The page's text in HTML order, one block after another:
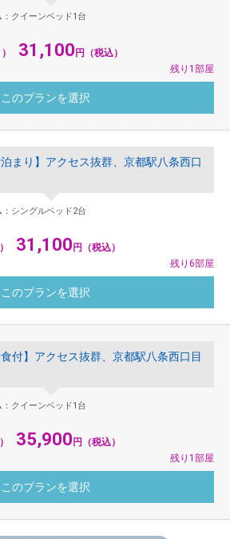
：クイーンベッド1台
） 31,100円（税込）
残り1部屋
泊まり】アクセス抜群、京都駅八条西口
：シングルベッド2台
31,100円（税込）
残り6部屋
食付】アクセス抜群、京都駅八条西口目
：クイーンベッド1台
35,900円（税込）
残り1部屋